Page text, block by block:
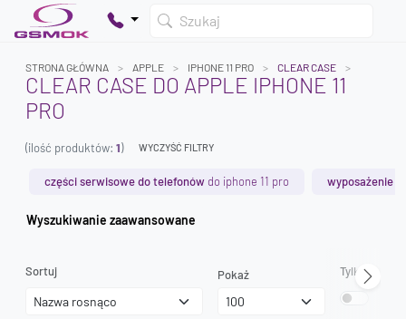
Szukaj
Dodaj produkty, aby kontynuować.
STRONA GŁÓWNA APPLE IPHONE 11 PRO CLEAR CASE
CLEAR CASE DO APPLE IPHONE 11
PRO
(ilość produktów: 1) WYCZYŚĆ FILTRY
części serwisowe do telefonów do iphone 11 pro wyposażenie
Wyszukiwanie zaawansowane
Sortuj Pokaż Tylko